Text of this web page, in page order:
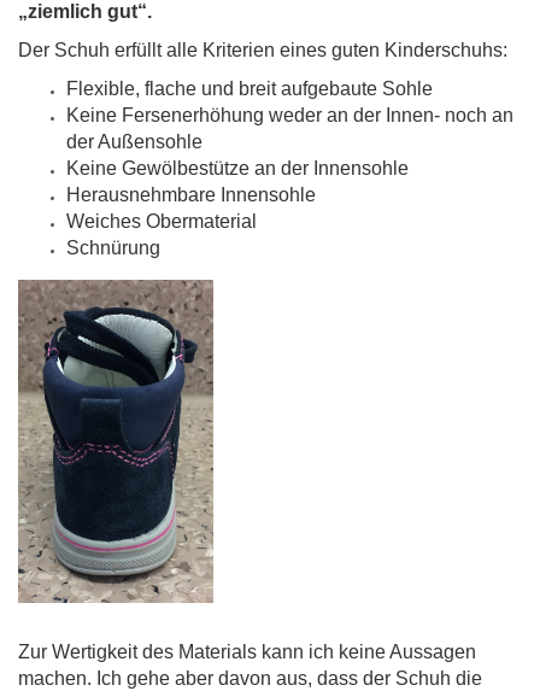
„ziemlich gut“.
Der Schuh erfüllt alle Kriterien eines guten Kinderschuhs:
Flexible, flache und breit aufgebaute Sohle
Keine Fersenerhöhung weder an der Innen- noch an
der Außensohle
Keine Gewölbestütze an der Innensohle
Herausnehmbare Innensohle
Weiches Obermaterial
Schnürung
Zur Wertigkeit des Materials kann ich keine Aussagen
machen. Ich gehe aber davon aus, dass der Schuh die